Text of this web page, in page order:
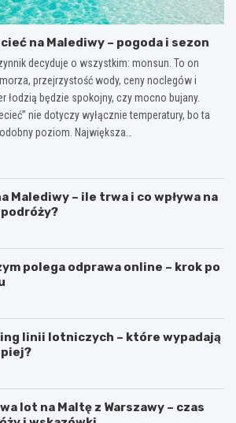
na Malediwy – pogoda i sezon
decyduje o wszystkim: monsun. To on
przejrzystość wody, ceny noclegów i
łodzią będzie spokojny, czy mocno bujany.
nie dotyczy wyłącznie temperatury, bo ta
poziom. Największa…
Malediwy – ile trwa i co wpływa na
polega odprawa online – krok po
linii lotniczych – które wypadają
lot na Maltę z Warszawy – czas